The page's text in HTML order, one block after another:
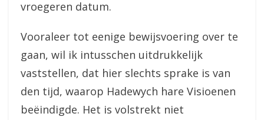
vroegeren datum.
Vooraleer tot eenige bewijsvoering over te
gaan, wil ik intusschen uitdrukkelijk
vaststellen, dat hier slechts sprake is van
den tijd, waarop Hadewych hare Visioenen
beëindigde. Het is volstrekt niet